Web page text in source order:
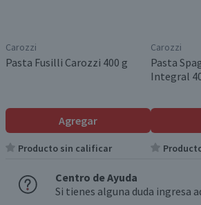
Carozzi
Pasta Fusilli Carozzi 400 g
Agregar
Producto sin calificar
Carozzi
Pasta
Integral
Centro de Ayuda
Si tienes alguna duda ingresa